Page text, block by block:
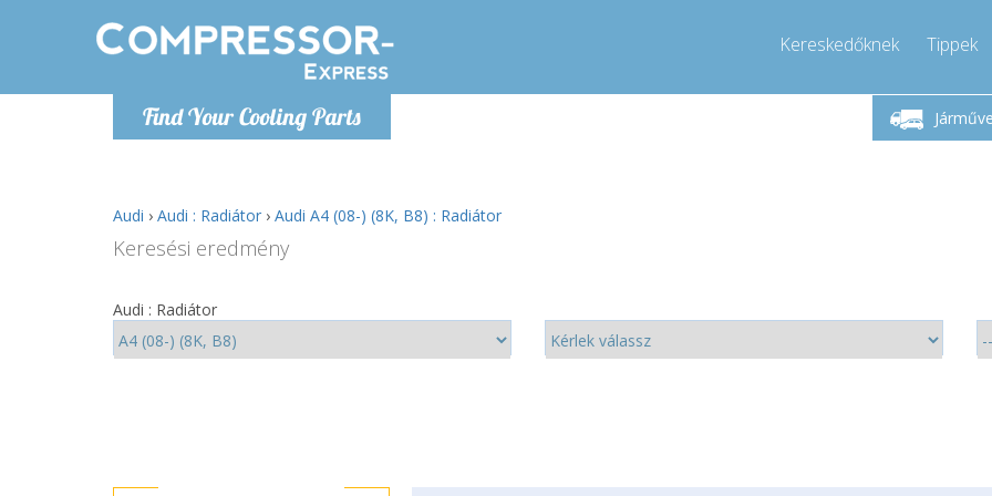
Find Your Cooling Parts
Kereskedőknek Tippek
Hétfő-Péntek 9-17
Hívjon!
Audi › Audi : Radiátor › Audi A4 (08-) (8K, B8) : Radiátor
Keresési eredmény
Audi : Radiátor